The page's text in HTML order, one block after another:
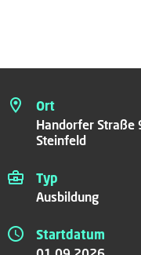
Ort
Handorfer Straße
Steinfeld
Typ
Ausbildung
Startdatum